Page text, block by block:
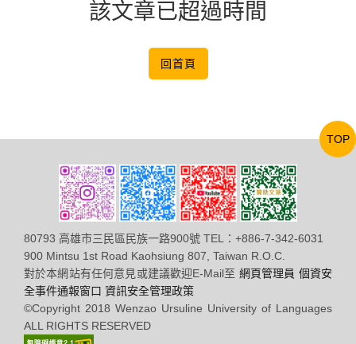
該文章已超過時間
回首頁
80793 高雄市三民區民族一路900號 TEL：+886-7-342-6031
900 Mintsu 1st Road Kaohsiung 807, Taiwan R.O.C.
對於本網站有任何意見或建議歡迎E-Mail至 網頁管理員 個資安
全事件通報窗口 資訊安全管理政策
©Copyright 2018 Wenzao Ursuline University of Languages
ALL RIGHTS RESERVED
TOP